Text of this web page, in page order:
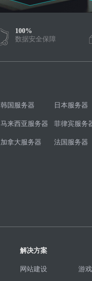
100%
数据安全保障
韩国服务器 日本服务器
马来西亚服务器 菲律宾服务
加拿大服务器 法国服务器
解决方案
网站建设 游